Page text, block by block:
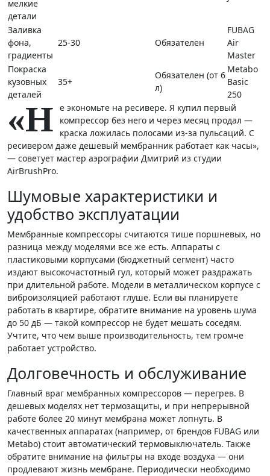
мелкие
детали
Заливка
фона,
градиенты
25-30 Обязателен
FUBAG
Air
Master
Покраска
кузовных
деталей
35+
Обязателен (от 6
л)
Metabo
Basic
250
«Н е экономьте на ресивере. Я купил первый
компрессор без него и через месяц продал —
краска ложилась полосами из-за пульсаций. С
ресивером даже дешевый мембранник работает как часы»,
— советует мастер аэрографии Дмитрий из студии
AirBrushPro.
Шумовые характеристики и
удобство эксплуатации
Мембранные компрессоры считаются тише поршневых, но
разница между моделями все же есть. Аппараты с
пластиковыми корпусами (бюджетный сегмент) часто
издают высокочастотный гул, который может раздражать
при длительной работе. Модели в металлическом корпусе с
виброизоляцией работают глуше. Если вы планируете
работать в квартире, обратите внимание на уровень шума
до 50 дБ — такой компрессор не будет мешать соседям.
Учтите, что чем выше производительность, тем громче
работает устройство.
Долговечность и обслуживание
Главный враг мембранных компрессоров — перегрев. В
дешевых моделях нет термозащиты, и при непрерывной
работе более 20 минут мембрана может лопнуть. В
качественных аппаратах (например, от брендов FUBAG или
Metabo) стоит автоматический термовыключатель. Также
обратите внимание на фильтры на входе воздуха — они
продлевают жизнь мембране. Периодически необходимо